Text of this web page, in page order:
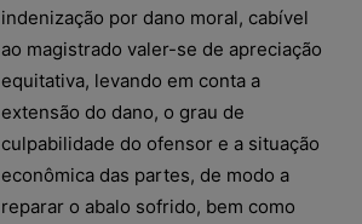
indenização por dano moral, cabível
ao magistrado valer-se de apreciação
equitativa, levando em conta a
extensão do dano, o grau de
culpabilidade do ofensor e a situação
econômica das partes, de modo a
reparar o abalo sofrido, bem como